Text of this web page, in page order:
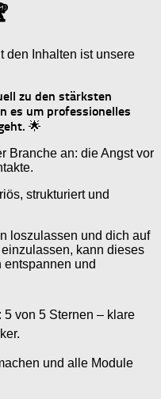
den Inhalten ist unsere
zu den stärksten
es um professionelles
🌟
Branche an: die Angst vor
strukturiert und
loszulassen und dich auf
kann dieses
entspannen und
5 von 5 Sternen – klare
und alle Module